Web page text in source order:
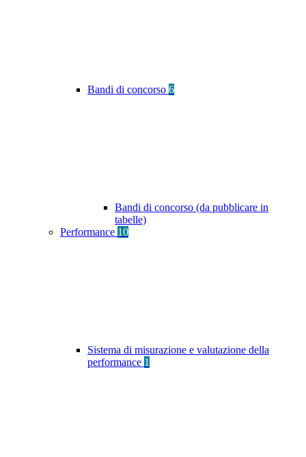
Bandi di concorso 6
Bandi di concorso (da pubblicare in
tabelle)
Performance 10
Sistema di misurazione e valutazione della
performance 1